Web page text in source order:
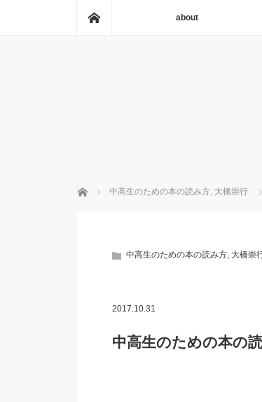
about
ホーム 中高生のための本の読み方, 大橋崇行
中高生のための本の読み方, 大橋崇
2017.10.31
中高生のための本の